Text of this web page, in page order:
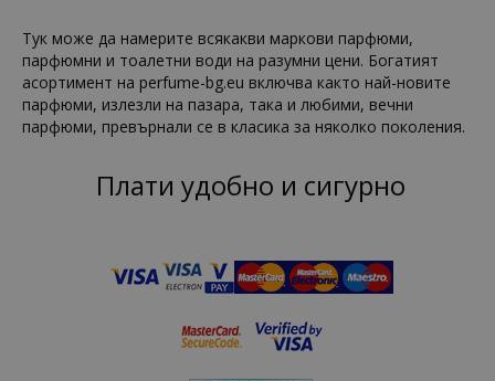
Тук може да намерите всякакви маркови парфюми,
парфюмни и тоалетни води на разумни цени. Богатият
асортимент на perfume-bg.eu включва както най-новите
парфюми, излезли на пазара, така и любими, вечни
парфюми, превърнали се в класика за няколко поколения.
Плати удобно и сигурно